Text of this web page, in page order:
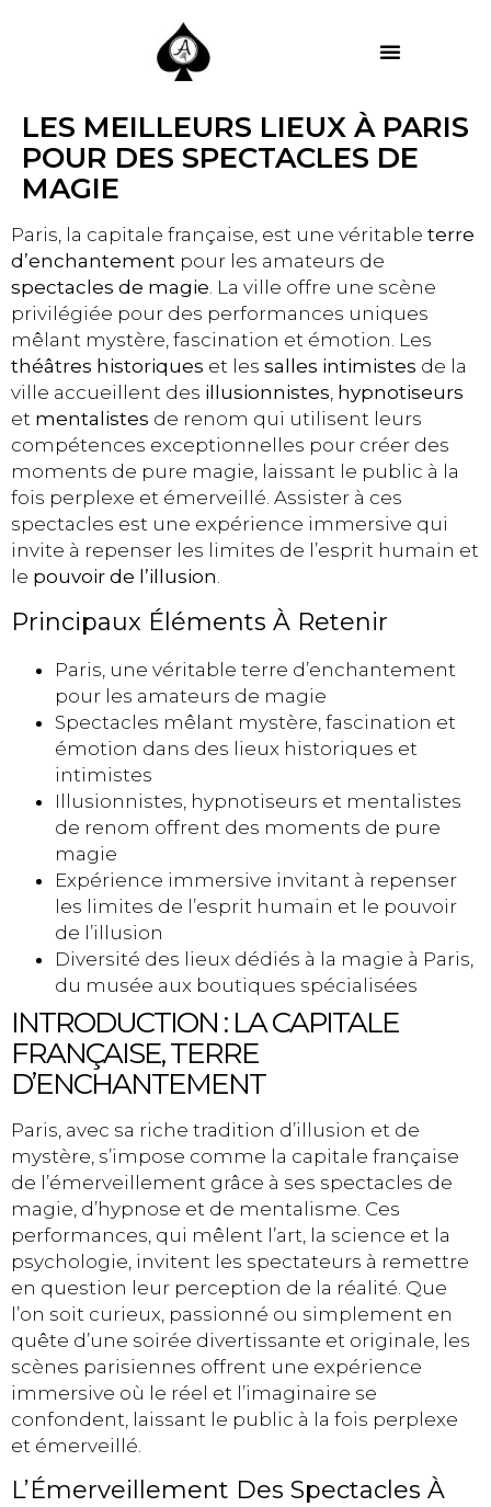
LES MEILLEURS LIEUX À PARIS
POUR DES SPECTACLES DE
MAGIE
Paris, la capitale française, est une véritable terre
d’enchantement pour les amateurs de
spectacles de magie. La ville offre une scène
privilégiée pour des performances uniques
mêlant mystère, fascination et émotion. Les
théâtres historiques et les salles intimistes de la
ville accueillent des illusionnistes, hypnotiseurs
et mentalistes de renom qui utilisent leurs
compétences exceptionnelles pour créer des
moments de pure magie, laissant le public à la
fois perplexe et émerveillé. Assister à ces
spectacles est une expérience immersive qui
invite à repenser les limites de l’esprit humain et
le pouvoir de l’illusion.
Principaux Éléments À Retenir
Paris, une véritable terre d’enchantement
pour les amateurs de magie
Spectacles mêlant mystère, fascination et
émotion dans des lieux historiques et
intimistes
Illusionnistes, hypnotiseurs et mentalistes
de renom offrent des moments de pure
magie
Expérience immersive invitant à repenser
les limites de l’esprit humain et le pouvoir
de l’illusion
Diversité des lieux dédiés à la magie à Paris,
du musée aux boutiques spécialisées
INTRODUCTION : LA CAPITALE
FRANÇAISE, TERRE
D’ENCHANTEMENT
Paris, avec sa riche tradition d’illusion et de
mystère, s’impose comme la capitale française
de l’émerveillement grâce à ses spectacles de
magie, d’hypnose et de mentalisme. Ces
performances, qui mêlent l’art, la science et la
psychologie, invitent les spectateurs à remettre
en question leur perception de la réalité. Que
l’on soit curieux, passionné ou simplement en
quête d’une soirée divertissante et originale, les
scènes parisiennes offrent une expérience
immersive où le réel et l’imaginaire se
confondent, laissant le public à la fois perplexe
et émerveillé.
L’Émerveillement Des Spectacles À